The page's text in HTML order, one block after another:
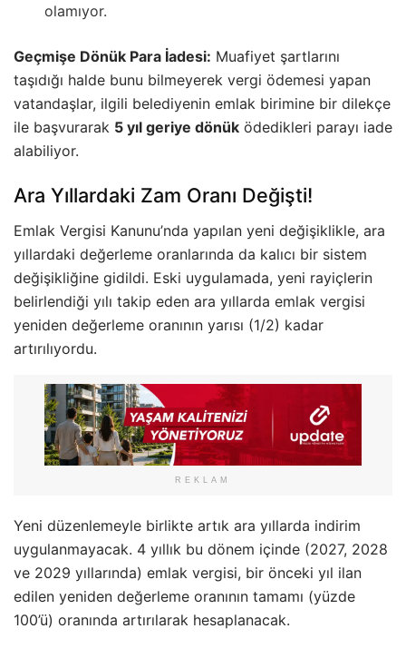
olamıyor.
Geçmişe Dönük Para İadesi: Muafiyet şartlarını
taşıdığı halde bunu bilmeyerek vergi ödemesi yapan
vatandaşlar, ilgili belediyenin emlak birimine bir dilekçe
ile başvurarak 5 yıl geriye dönük ödedikleri parayı iade
alabiliyor.
Ara Yıllardaki Zam Oranı Değişti!
Emlak Vergisi Kanunu’nda yapılan yeni değişiklikle, ara
yıllardaki değerleme oranlarında da kalıcı bir sistem
değişikliğine gidildi. Eski uygulamada, yeni rayiçlerin
belirlendiği yılı takip eden ara yıllarda emlak vergisi
yeniden değerleme oranının yarısı (1/2) kadar
artırılıyordu.
REKLAM
Yeni düzenlemeyle birlikte artık ara yıllarda indirim
uygulanmayacak. 4 yıllık bu dönem içinde (2027, 2028
ve 2029 yıllarında) emlak vergisi, bir önceki yıl ilan
edilen yeniden değerleme oranının tamamı (yüzde
100’ü) oranında artırılarak hesaplanacak.